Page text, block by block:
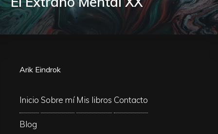
Arik Eindrok
Inicio Sobre mí Mis libros Contacto
Blog